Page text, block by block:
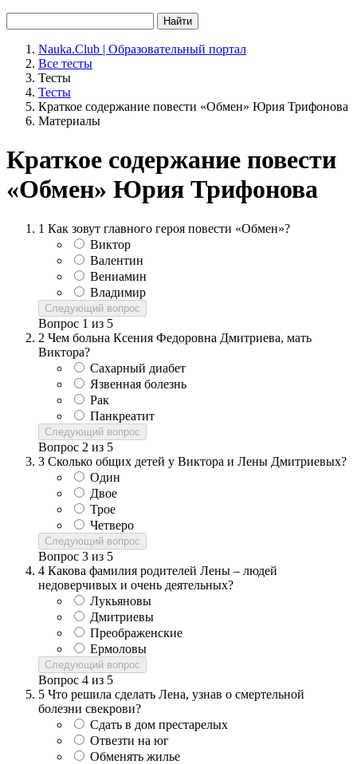
Найти
Nauka.Club | Образовательный портал
Все тесты
Тесты
Тесты
Краткое содержание повести «Обмен» Юрия Трифонова
Материалы
Краткое содержание повести
«Обмен» Юрия Трифонова
1 Как зовут главного героя повести «Обмен»?
Виктор
Валентин
Вениамин
Владимир
Следующий вопрос
Вопрос 1 из 5
2 Чем больна Ксения Федоровна Дмитриева, мать
Виктора?
Сахарный диабет
Язвенная болезнь
Рак
Панкреатит
Следующий вопрос
Вопрос 2 из 5
3 Сколько общих детей у Виктора и Лены Дмитриевых?
Один
Двое
Трое
Четверо
Следующий вопрос
Вопрос 3 из 5
4 Какова фамилия родителей Лены – людей
недоверчивых и очень деятельных?
Лукьяновы
Дмитриевы
Преображенские
Ермоловы
Следующий вопрос
Вопрос 4 из 5
5 Что решила сделать Лена, узнав о смертельной
болезни свекрови?
Сдать в дом престарелых
Отвезти на юг
Обменять жилье